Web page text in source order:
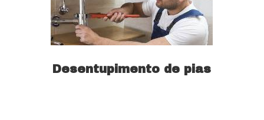
Desentupimento de pias